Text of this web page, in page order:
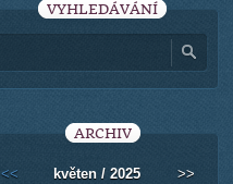
VYHLEDÁVÁNÍ
ARCHIV
<< květen / 2025 >>